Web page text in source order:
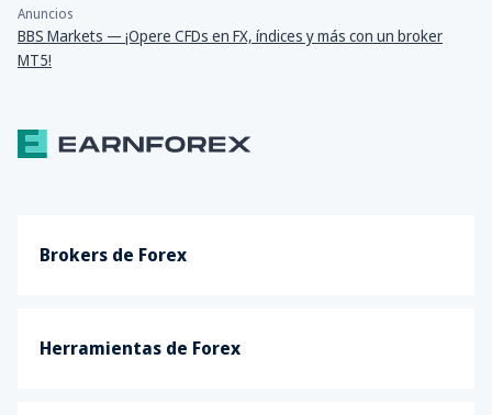
Anuncios
BBS Markets — ¡Opere CFDs en FX, índices y más con un broker
MT5!
Brokers de Forex
Herramientas de Forex